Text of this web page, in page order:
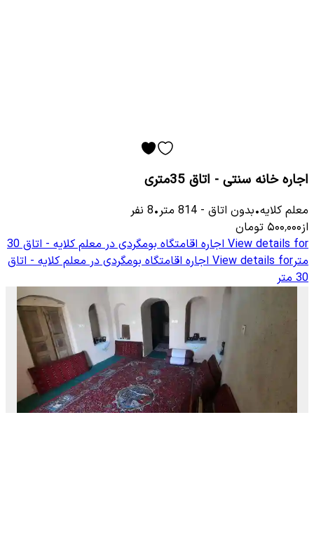
اجاره خانه سنتی - اتاق 35متری
معلم كلایه•بدون اتاق -
814 متر•
8 نفر
از۵۰۰٬۰۰۰ تومان
View details for
اجاره اقامتگاه بومگردی در معلم کلایه - اتاق 30
مترView details for اجاره اقامتگاه بومگردی در معلم کلایه - اتاق
30 متر